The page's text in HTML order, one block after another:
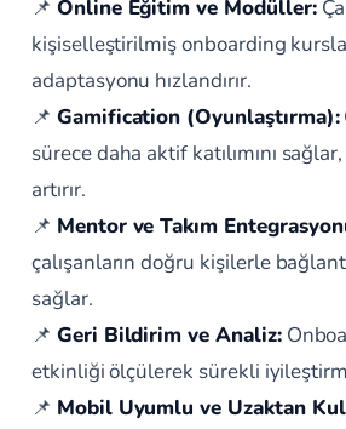
📌 Online Eğitim ve Modüller:
kişiselleştirilmiş onboarding
adaptasyonu hızlandırır.
📌 Gamification (Oyunlaştırma):
sürece daha aktif katılımını
artırır.
📌 Mentor ve Takım
çalışanların doğru kişilerle
sağlar.
📌 Geri Bildirim ve Analiz:
etkinliği ölçülerek sürekli
📌 Mobil Uyumlu ve Uzaktan